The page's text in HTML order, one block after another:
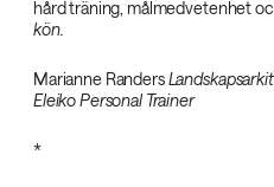
hård träning, målmedvetenhet
kön.‌
Marianne Randers
Eleiko Personal Trainer‌
‌*